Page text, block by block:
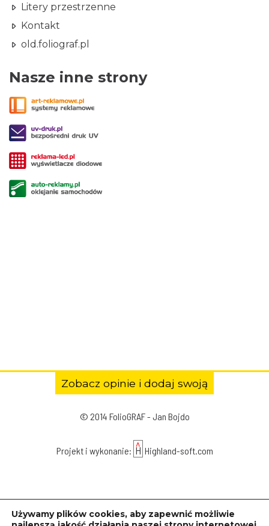
Używamy plików cookies, aby zapewnić możliwie
Litery przestrzenne
Kontakt
old.foliograf.pl
Nasze inne strony
Zobacz opinie i dodaj swoją
© 2014 FolioGRAF - Jan Bojdo
Projekt i wykonanie: ^
H Highland-soft.com